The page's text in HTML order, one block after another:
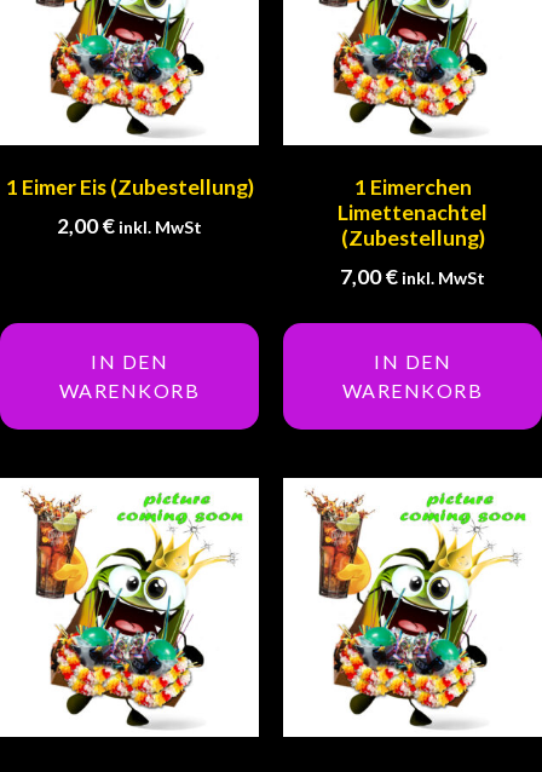
1 Eimer Eis (Zubestellung)
2,00€ inkl. MwSt
IN DEN
WARENKORB
1 Eimerchen
Limettenachtel
(Zubestellung)
7,00€ inkl. MwSt
IN DEN
WARENKORB